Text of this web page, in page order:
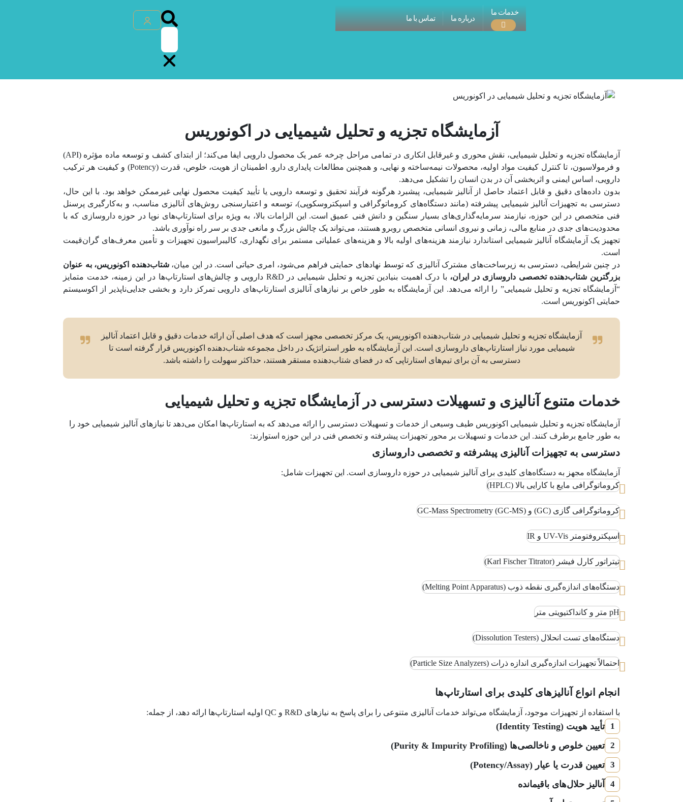
خدمات ما
درباره ما تماس با ما
آزمایشگاه تجزیه و تحلیل شیمیایی در اکونوریس
آزمایشگاه تجزیه و تحلیل شیمیایی، نقش محوری و غیرقابل انکاری در تمامی مراحل چرخه عمر یک محصول دارویی ایفا می‌کند؛ از ابتدای کشف و توسعه ماده مؤثره (API)
و فرمولاسیون، تا کنترل کیفیت مواد اولیه، محصولات نیمه‌ساخته و نهایی، و همچنین مطالعات پایداری دارو. اطمینان از هویت، خلوص، قدرت (Potency) و کیفیت هر ترکیب
دارویی، اساس ایمنی و اثربخشی آن در بدن انسان را تشکیل می‌دهد.
بدون داده‌های دقیق و قابل اعتماد حاصل از آنالیز شیمیایی، پیشبرد هرگونه فرآیند تحقیق و توسعه دارویی یا تأیید کیفیت محصول نهایی غیرممکن خواهد بود. با این حال،
دسترسی به تجهیزات آنالیز شیمیایی پیشرفته (مانند دستگاه‌های کروماتوگرافی و اسپکتروسکوپی)، توسعه و اعتبارسنجی روش‌های آنالیزی مناسب، و به‌کارگیری پرسنل
فنی متخصص در این حوزه، نیازمند سرمایه‌گذاری‌های بسیار سنگین و دانش فنی عمیق است. این الزامات بالا، به ویژه برای استارتاپ‌های نوپا در حوزه داروسازی که با
محدودیت‌های جدی در منابع مالی، زمانی و نیروی انسانی متخصص روبرو هستند، می‌تواند یک چالش بزرگ و مانعی جدی بر سر راه نوآوری باشد.
تجهیز یک آزمایشگاه آنالیز شیمیایی استاندارد نیازمند هزینه‌های اولیه بالا و هزینه‌های عملیاتی مستمر برای نگهداری، کالیبراسیون تجهیزات و تأمین معرف‌های گران‌قیمت
است.
در چنین شرایطی، دسترسی به زیرساخت‌های مشترک آنالیزی که توسط نهادهای حمایتی فراهم می‌شود، امری حیاتی است. در این میان،شتاب‌دهنده اکونوریس، به عنوان
بزرگترین شتاب‌دهنده تخصصی داروسازی در ایران،
با درک اهمیت بنیادین تجزیه و تحلیل شیمیایی در R&D دارویی و چالش‌های استارتاپ‌ها در این زمینه، خدمت متمایز
“آزمایشگاه تجزیه و تحلیل شیمیایی” را ارائه می‌دهد. این آزمایشگاه به طور خاص بر نیازهای آنالیزی استارتاپ‌های دارویی تمرکز دارد و بخشی جدایی‌ناپذیر از اکوسیستم
حمایتی اکونوریس است.
آزمایشگاه تجزیه و تحلیل شیمیایی در شتاب‌دهنده اکونوریس، یک مرکز تخصصی مجهز است که هدف اصلی آن ارائه خدمات دقیق و قابل اعتماد آنالیز
شیمیایی مورد نیاز استارتاپ‌های داروسازی است. این آزمایشگاه به طور استراتژیک در داخل مجموعه شتاب‌دهنده اکونوریس قرار گرفته است تا
دسترسی به آن برای تیم‌های استارتاپی که در فضای شتاب‌دهنده مستقر هستند، حداکثر سهولت را داشته باشد.
خدمات متنوع آنالیزی و تسهیلات دسترسی در آزمایشگاه تجزیه و تحلیل شیمیایی
آزمایشگاه تجزیه و تحلیل شیمیایی اکونوریس طیف وسیعی از خدمات و تسهیلات دسترسی را ارائه می‌دهد که به استارتاپ‌ها امکان می‌دهد تا نیازهای آنالیز شیمیایی خود را
به طور جامع برطرف کنند. این خدمات و تسهیلات بر محور تجهیزات پیشرفته و تخصص فنی در این حوزه استوارند:
دسترسی به تجهیزات آنالیزی پیشرفته و تخصصی داروسازی
آزمایشگاه مجهز به دستگاه‌های کلیدی برای آنالیز شیمیایی در حوزه داروسازی است. این تجهیزات شامل:
کروماتوگرافی مایع با کارایی بالا (HPLC)
کروماتوگرافی گازی (GC) و GC-Mass Spectrometry (GC-MS)
اسپکتروفتومتر UV-Vis و IR
تیتراتور کارل فیشر (Karl Fischer Titrator)
دستگاه‌های اندازه‌گیری نقطه ذوب (Melting Point Apparatus)
pH متر و کانداکتیویتی متر
دستگاه‌های تست انحلال (Dissolution Testers)
احتمالاً تجهیزات اندازه‌گیری اندازه ذرات (Particle Size Analyzers)
انجام انواع آنالیزهای کلیدی برای استارتاپ‌ها
با استفاده از تجهیزات موجود، آزمایشگاه می‌تواند خدمات آنالیزی متنوعی را برای پاسخ به نیازهای R&D و QC اولیه استارتاپ‌ها ارائه دهد، از جمله:
1 تأیید هویت (Identity Testing)
2 تعیین خلوص و ناخالصی‌ها (Purity & Impurity Profiling)
3 تعیین قدرت یا عیار (Potency/Assay)
4 آنالیز حلال‌های باقیمانده